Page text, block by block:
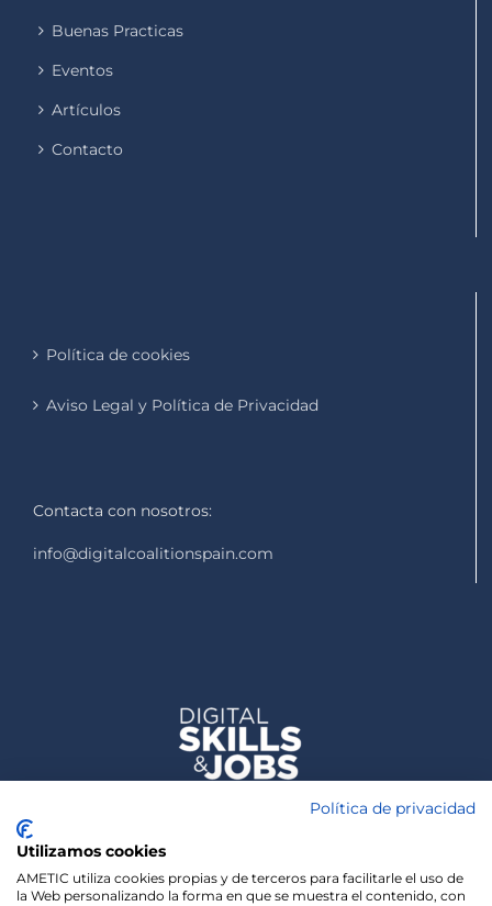
Buenas Practicas
Eventos
Artículos
Contacto
Política de cookies
Aviso Legal y Política de Privacidad
Contacta con nosotros:
info@digitalcoalitionspain.com
Política de privacidad
Utilizamos cookies
AMETIC utiliza cookies propias y de terceros para facilitarle el uso de
la Web personalizando la forma en que se muestra el contenido, con